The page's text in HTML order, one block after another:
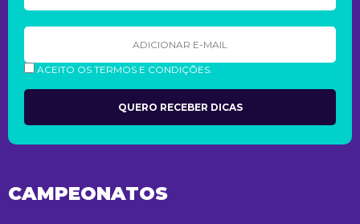
ACEITO OS TERMOS E CONDIÇÕES.
CAMPEONATOS